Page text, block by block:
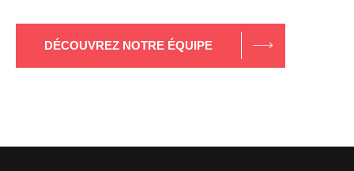
DÉCOUVREZ NOTRE ÉQUIPE